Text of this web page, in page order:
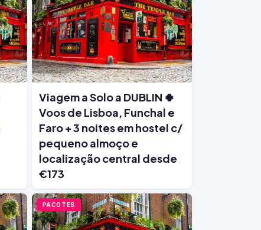
Viagem a Solo a DUBLIN 🍀
Voos de Lisboa, Funchal e
Faro + 3 noites em hostel c/
pequeno almoço e
localização central desde
€173
PACOTES